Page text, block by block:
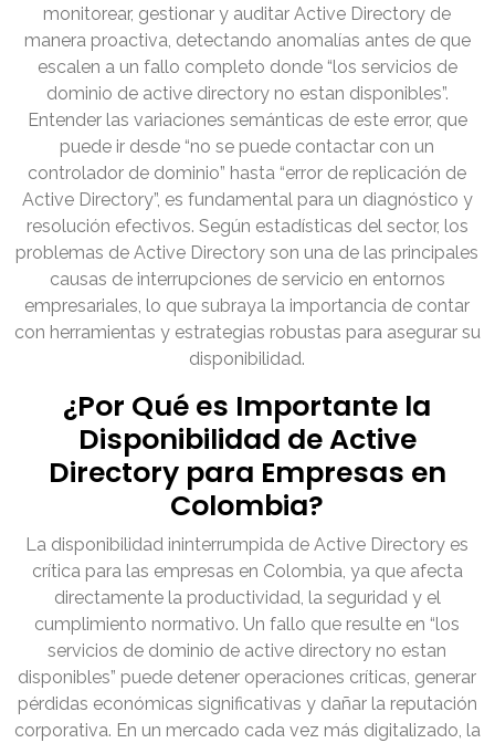
monitorear, gestionar y auditar Active Directory de
manera proactiva, detectando anomalías antes de que
escalen a un fallo completo donde “los servicios de
dominio de active directory no estan disponibles”.
Entender las variaciones semánticas de este error, que
puede ir desde “no se puede contactar con un
controlador de dominio” hasta “error de replicación de
Active Directory”, es fundamental para un diagnóstico y
resolución efectivos. Según estadísticas del sector, los
problemas de Active Directory son una de las principales
causas de interrupciones de servicio en entornos
empresariales, lo que subraya la importancia de contar
con herramientas y estrategias robustas para asegurar su
disponibilidad.
¿Por Qué es Importante la
Disponibilidad de Active
Directory para Empresas en
Colombia?
La disponibilidad ininterrumpida de Active Directory es
crítica para las empresas en Colombia, ya que afecta
directamente la productividad, la seguridad y el
cumplimiento normativo. Un fallo que resulte en “los
servicios de dominio de active directory no estan
disponibles” puede detener operaciones críticas, generar
pérdidas económicas significativas y dañar la reputación
corporativa. En un mercado cada vez más digitalizado, la